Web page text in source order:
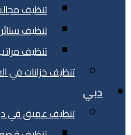
تنظيف
تنظيف ستائر
تنظيف
تنظيف خزانات في
دبي
تنظيف عميق في